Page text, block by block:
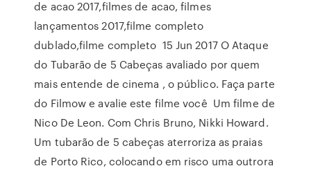
de acao 2017,filmes de acao, filmes
lançamentos 2017,filme completo
dublado,filme completo 15 Jun 2017 O Ataque
do Tubarão de 5 Cabeças avaliado por quem
mais entende de cinema , o público. Faça parte
do Filmow e avalie este filme você Um filme de
Nico De Leon. Com Chris Bruno, Nikki Howard.
Um tubarão de 5 cabeças aterroriza as praias
de Porto Rico, colocando em risco uma outrora